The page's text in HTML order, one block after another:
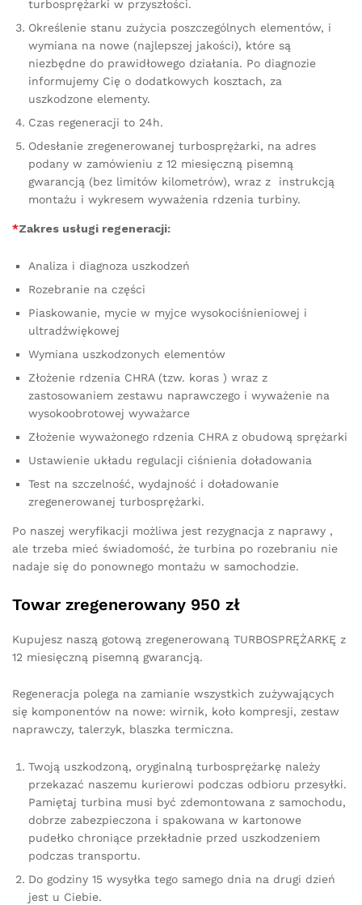
turbosprężarki w przyszłości.
Określenie stanu zużycia poszczególnych elementów, i
wymiana na nowe (najlepszej jakości), które są
niezbędne do prawidłowego działania. Po diagnozie
informujemy Cię o dodatkowych kosztach, za
uszkodzone elementy.
Czas regeneracji to 24h.
Odesłanie zregenerowanej turbosprężarki, na adres
podany w zamówieniu z 12 miesięczną pisemną
gwarancją (bez limitów kilometrów), wraz z instrukcją
montażu i wykresem wyważenia rdzenia turbiny.
*Zakres usługi regeneracji:
Analiza i diagnoza uszkodzeń
Rozebranie na części
Piaskowanie, mycie w myjce wysokociśnieniowej i
ultradźwiękowej
Wymiana uszkodzonych elementów
Złożenie rdzenia CHRA (tzw. koras ) wraz z
zastosowaniem zestawu naprawczego i wyważenie na
wysokoobrotowej wyważarce
Złożenie wyważonego rdzenia CHRA z obudową sprężarki
Ustawienie układu regulacji ciśnienia doładowania
Test na szczelność, wydajność i doładowanie
zregenerowanej turbosprężarki.
Po naszej weryfikacji możliwa jest rezygnacja z naprawy ,
ale trzeba mieć świadomość, że turbina po rozebraniu nie
nadaje się do ponownego montażu w samochodzie.
Towar zregenerowany 950 zł
Kupujesz naszą gotową zregenerowaną TURBOSPRĘŻARKĘ z
12 miesięczną pisemną gwarancją.
Regeneracja polega na zamianie wszystkich zużywających
się komponentów na nowe: wirnik, koło kompresji, zestaw
naprawczy, talerzyk, blaszka termiczna.
Twoją uszkodzoną, oryginalną turbosprężarkę należy
przekazać naszemu kurierowi podczas odbioru przesyłki.
Pamiętaj turbina musi być zdemontowana z samochodu,
dobrze zabezpieczona i spakowana w kartonowe
pudełko chroniące przekładnie przed uszkodzeniem
podczas transportu.
Do godziny 15 wysyłka tego samego dnia na drugi dzień
jest u Ciebie.